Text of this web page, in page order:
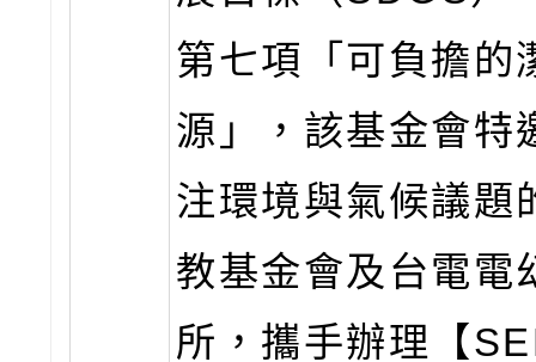
第七項「可負擔的
源」，該基金會特
注環境與氣候議題
教基金會及台電電
所，攜手辦理【